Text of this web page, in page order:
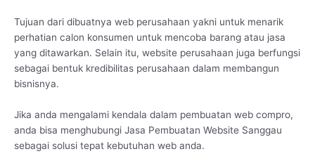
Tujuan dari dibuatnya web perusahaan yakni untuk menarik
perhatian calon konsumen untuk mencoba barang atau jasa
yang ditawarkan. Selain itu, website perusahaan juga berfungsi
sebagai bentuk kredibilitas perusahaan dalam membangun
bisnisnya.
Jika anda mengalami kendala dalam pembuatan web compro,
anda bisa menghubungi Jasa Pembuatan Website Sanggau
sebagai solusi tepat kebutuhan web anda.